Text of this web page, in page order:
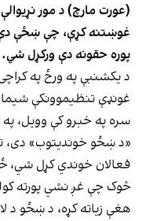
(عورت مارچ) د مور
غوښتنه کړې، چې ښځې دې
پوره حقونه دې ورکړل شي.
د يکشنبې په ورځ په
غونډې تنظيموونکې
سره په خبرو کې وويل،
«د ښځو خونديتوب» دی،
فعالان خوندي کړل شي،
څوک چې غږ نشي پورته
هغې زياته کړه، د ښځو د